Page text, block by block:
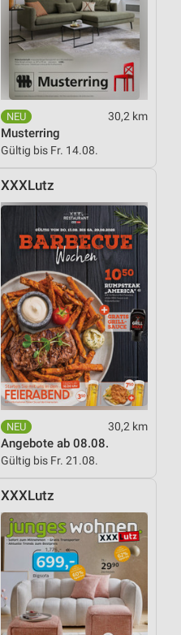
30,2 km
Musterring
Gültig bis Fr. 14.08.
XXXLutz
30,2 km
Angebote ab 08.08.
Gültig bis Fr. 21.08.
XXXLutz